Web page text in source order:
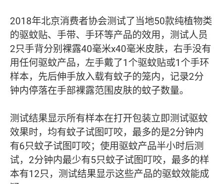
2018年北京消费者协会测试了当地50款纯植物类
的驱蚊贴、手带、手环等产品的效用，测试人员
2只手背分别裸露40毫米x40毫米皮肤，右手没有
用任何驱蚊产品，左手戴了1个驱蚊贴或1个手环
样本，先后伸手放入载有蚊子的笼内，记录2分
钟内停落在手部裸露范围皮肤的蚊子数量。
测试结果显示所有样本在打开包装立即测试驱蚊
效果时，均有蚊子试图叮咬，最多的是2分钟内
有6只蚊子试图叮咬；使用驱蚊产品半小时后测
试，2分钟内最少有5只蚊子试图叮咬，最多的样
本有12只，测试结果显示这些产品的驱蚊效能成